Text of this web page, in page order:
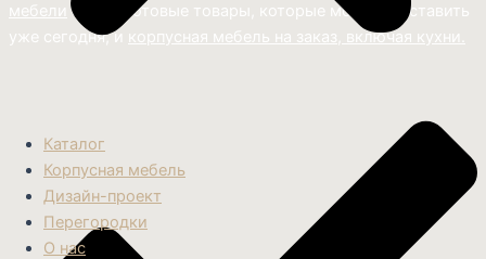
Каталог
Корпусная мебель
Дизайн-проект
Перегородки
О нас
мебели есть и готовые товары, которые можем доставить
уже сегодня, и корпусная мебель на заказ, включая кухни.